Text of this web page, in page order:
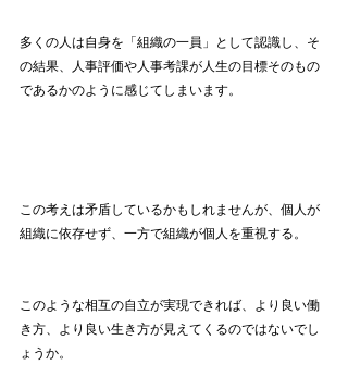
多くの人は自身を「組織の一員」として認識し、そ
の結果、人事評価や人事考課が人生の目標そのもの
であるかのように感じてしまいます。
この考えは矛盾しているかもしれませんが、個人が
組織に依存せず、一方で組織が個人を重視する。
このような相互の自立が実現できれば、より良い働
き方、より良い生き方が見えてくるのではないでし
ょうか。